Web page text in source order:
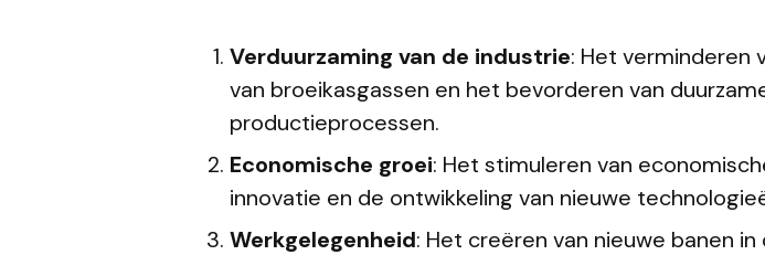
Verduurzaming van de industrie: Het verminderen
van broeikasgassen en het bevorderen van
productieprocessen.
Economische groei: Het stimuleren van
innovatie en de ontwikkeling van nieuwe
Werkgelegenheid: Het creëren van nieuwe banen